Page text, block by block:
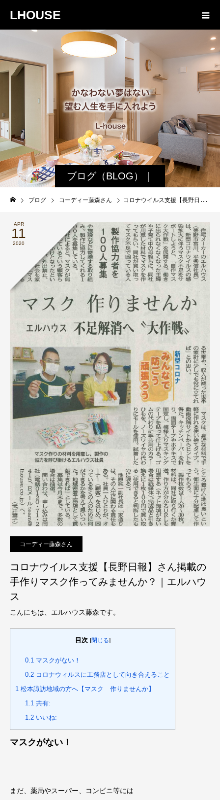
LHOUSE
ブログ（BLOG）｜
諏訪・松本の工務店
エルハウス
ブログ コーディー藤森さん コロナウイルス支援【長野日報】さん掲載の手作りマスク作ってみませんか？｜エルハウス
APR
11
2020
コーディー藤森さん
コロナウイルス支援【長野日報】さん掲載の
手作りマスク作ってみませんか？｜エルハウ
ス
こんにちは、エルハウス藤森です。
目次 [閉じる]
0.1マスクがない！
0.2コロナウィルスに工務店として向き合えること
1 松本諏訪地域の方へ【マスク 作りませんか】
1.1共有:
1.2いいね:
マスクがない！
まだ、薬局やスーパー、コンビニ等には